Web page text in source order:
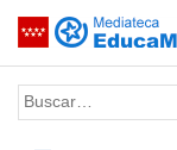
Saltar navegación
Palabra o frase: